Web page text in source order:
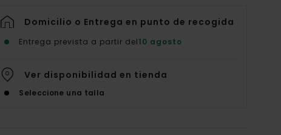
Domicilio o Entrega en punto de recogida
Entrega prevista a partir del10 agosto
Ver disponibilidad en tienda
Seleccione una talla